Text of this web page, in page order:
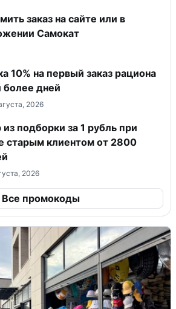
заказ на сайте или в
Самокат
10% на первый заказ рациона
более дней
2026
из подборки за 1 рубль при
старым клиентом от 2800
2026
Все промокоды